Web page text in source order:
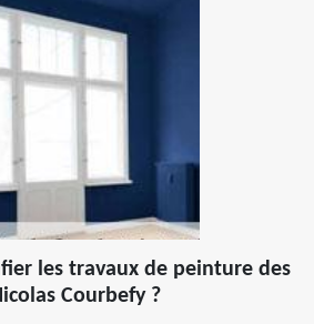
les travaux de peinture des
Courbefy ?